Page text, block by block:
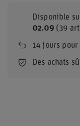
Disponible
02.09(39
14 jours pour
Des achats